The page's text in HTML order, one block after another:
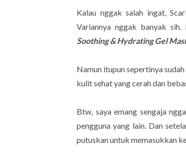
Kalau nggak salah ingat,
Variannya nggak banyak
Soothing & Hydrating Gel
Namun itupun sepertinya
kulit sehat yang cerah dan
Btw, saya emang sengaja
pengguna yang lain. Dan
putuskan untuk memasukkan